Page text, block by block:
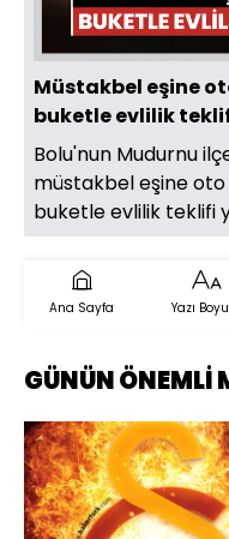
Müstakbel eşine
buketle evlilik
Bolu'nun Mudurnu
müstakbel eşine oto
buketle evlilik teklifi
Ana Sayfa Yazı
GÜNÜN ÖNEMLİ